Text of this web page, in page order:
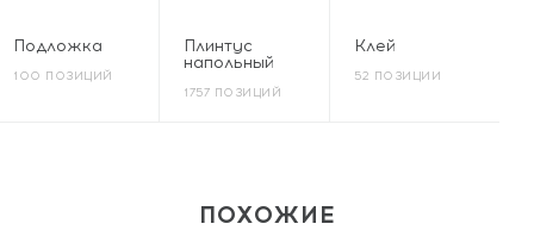
Подложка
100 ПОЗИЦИЙ
Плинтус
напольный
1757 ПОЗИЦИЙ
Клей
52 ПОЗИЦИИ
ПОХОЖИЕ